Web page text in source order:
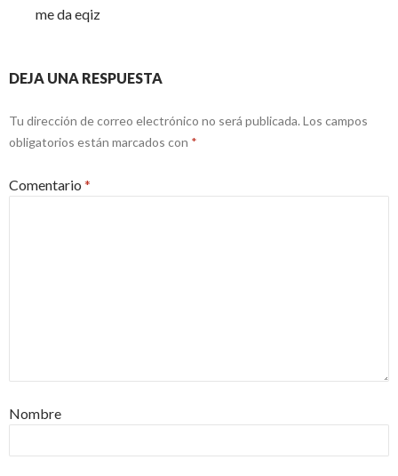
me da eqiz
DEJA UNA RESPUESTA
Tu dirección de correo electrónico no será publicada. Los campos
obligatorios están marcados con *
Comentario *
Nombre